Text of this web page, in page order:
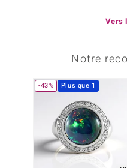
Vers
Notre
-43% Plus que 1